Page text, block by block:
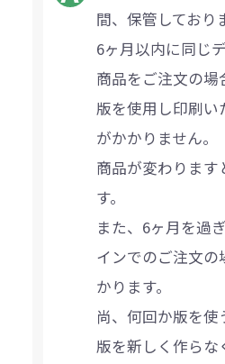
間、保管しており
6ヶ月以内に同じ
商品をご注文の場
版を使用し印刷い
がかかりません。
商品が変わります
す。
また、6ヶ月を過
インでのご注文
かります。
尚、何回か版を使
版を新しく作らな